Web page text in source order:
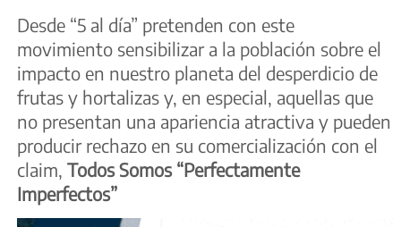
Desde “5 al día” pretenden con este
movimiento sensibilizar a la población sobre el
impacto en nuestro planeta del desperdicio de
frutas y hortalizas y, en especial, aquellas que
no presentan una apariencia atractiva y pueden
producir rechazo en su comercialización con el
claim, Todos Somos “Perfectamente
Imperfectos”